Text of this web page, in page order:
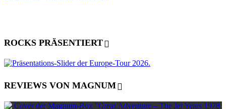
ROCKS PRÄSENTIERT
REVIEWS VON MAGNUM